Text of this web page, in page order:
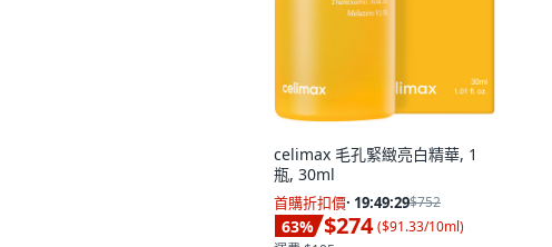
celimax 毛孔緊緻亮白精華, 1
瓶, 30ml
首購折扣價· 19:49:28$752
63% $274 ($91.33/10ml)